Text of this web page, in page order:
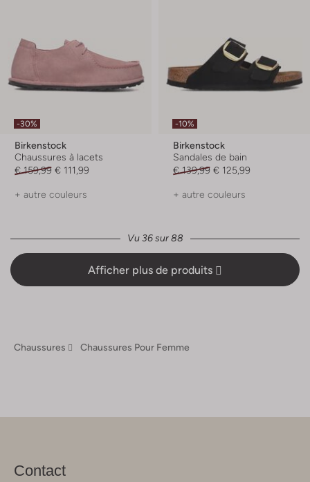
-30%
Birkenstock
Chaussures à lacets
€ 159,99 € 111,99
+ autre couleurs
-10%
Birkenstock
Sandales de bain
€ 139,99 € 125,99
+ autre couleurs
Vu 36 sur 88
Afficher plus de produits
Chaussures Chaussures Pour Femme
Contact